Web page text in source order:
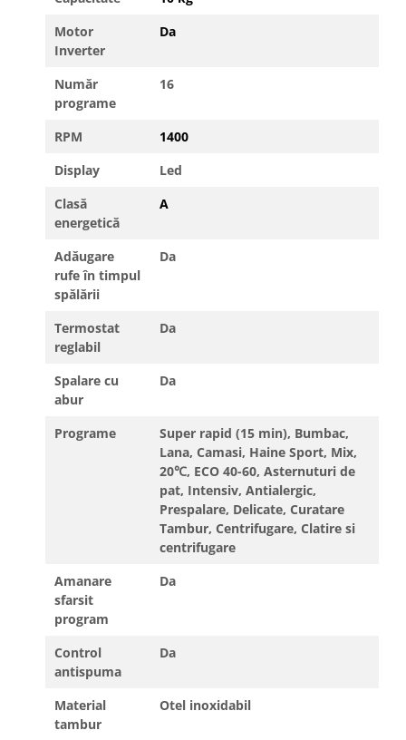
Motor
Inverter
Da
Număr
programe
16
RPM
1400
Display
Led
Clasă
energetică
A
Adăugare
rufe în timpul
spălării
Da
Termostat
reglabil
Da
Spalare cu
abur
Da
Programe
Super rapid (15 min), Bumbac,
Lana, Camasi, Haine Sport, Mix,
20℃, ECO 40-60, Asternuturi de
pat, Intensiv, Antialergic,
Prespalare, Delicate, Curatare
Tambur, Centrifugare, Clatire si
centrifugare
Amanare
sfarsit
program
Da
Control
antispuma
Da
Material
tambur
Otel inoxidabil